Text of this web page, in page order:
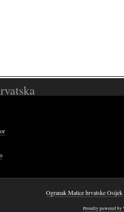
Ogranak Matice hrvatske Osijek
Proudly powered by